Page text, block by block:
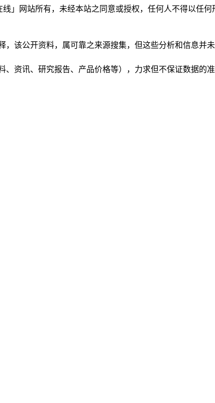
线」网站所有，未经本站之同意或授权，任何人不得以任
，该公开资料，属可靠之来源搜集，但这些分析和信息并
资讯、研究报告、产品价格等），力求但不保证数据的